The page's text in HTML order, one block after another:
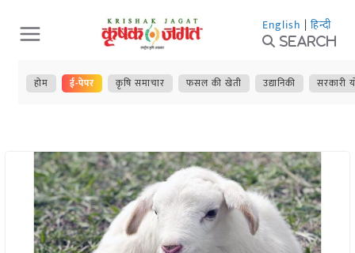
Skip
to
content
English | हिन्दी
Search
होम ई-पेपर कृषि समाचार फसल की खेती उद्यानिकी सरकारी